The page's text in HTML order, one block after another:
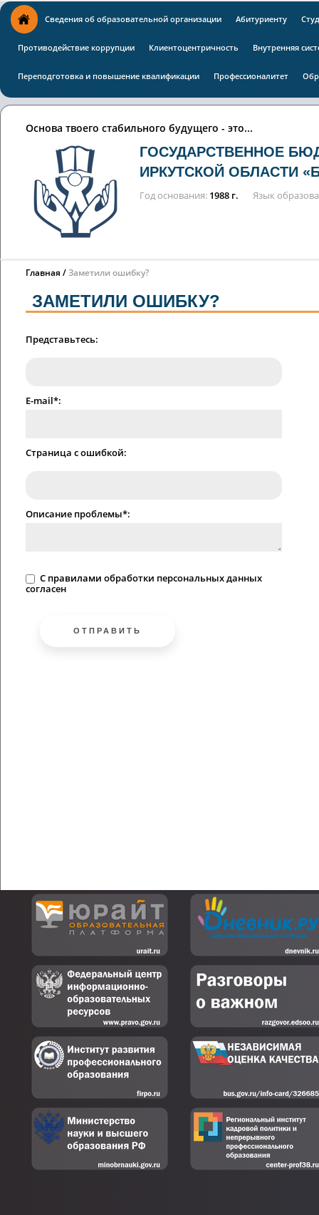
Сведения об образовательной организации Абитуриенту
Противодействие коррупции Клиентоцентричность Внутренняя
Переподготовка и повышение квалификации Профессионалитет
Основа твоего стабильного будущего - это...
ГОСУДАРСТВЕННОЕ
ИРКУТСКОЙ ОБЛАСТИ
Год основания 1988 г. Язык
Главная Заметили ошибку?
ЗАМЕТИЛИ ОШИБКУ?
Представьтесь:
E-mail*:
Страница с ошибкой:
Описание проблемы*:
C правилами обработки персональных данных
согласен
ОТПРАВИТЬ